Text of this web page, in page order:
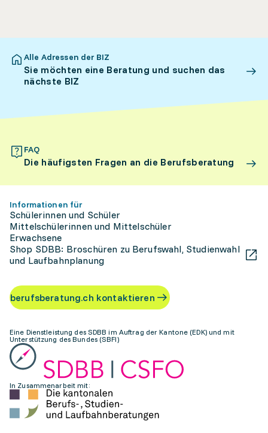
Alle Adressen der BIZ
Sie möchten eine Beratung und suchen das
nächste BIZ
FAQ
Die häufigsten Fragen an die Berufsberatung
Informationen für
Schülerinnen und Schüler
Mittelschülerinnen und Mittelschüler
Erwachsene
Shop SDBB: Broschüren zu Berufswahl, Studienwahl
und Laufbahnplanung
berufsberatung.ch kontaktieren
Eine Dienstleistung des SDBB im Auftrag der Kantone (EDK) und mit
Unterstützung des Bundes (SBFI)
In Zusammenarbeit mit: